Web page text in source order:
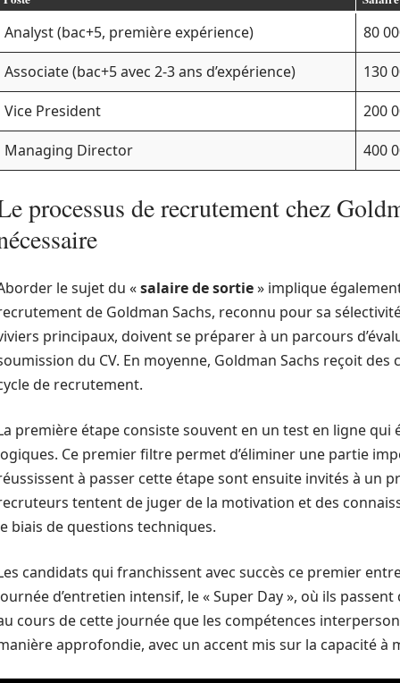
Analyst (bac+5, première expérience)
80
Associate (bac+5 avec 2-3 ans d’expérience)
130
Vice President
200
Managing Director
400
processus de recrutement chez
le sujet du «salaire de sortie» implique
de Goldman Sachs, reconnu pour sa
principaux, doivent se préparer à un parcours
du CV. En moyenne, Goldman Sachs reçoit
de recrutement.
première étape consiste souvent en un test en ligne qui
Ce premier filtre permet d’éliminer une partie
à passer cette étape sont ensuite invités à un
tentent de juger de la motivation et des
biais de questions techniques.
candidats qui franchissent avec succès ce premier
d’entretien intensif, le « Super Day », où ils
cours de cette journée que les compétences
approfondie, avec un accent mis sur la capacité